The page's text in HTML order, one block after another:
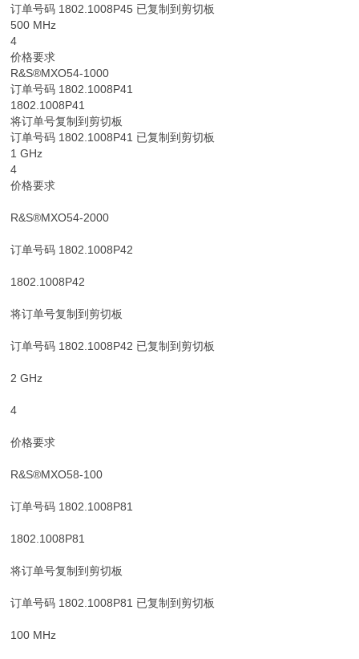
订单号码 1802.1008P45 已复制到剪切板
500 MHz
4
价格要求
R&S®MXO54-1000
订单号码 1802.1008P41
1802.1008P41
将订单号复制到剪切板
订单号码 1802.1008P41 已复制到剪切板
1 GHz
4
价格要求
R&S®MXO54-2000
订单号码 1802.1008P42
1802.1008P42
将订单号复制到剪切板
订单号码 1802.1008P42 已复制到剪切板
2 GHz
4
价格要求
R&S®MXO58-100
订单号码 1802.1008P81
1802.1008P81
将订单号复制到剪切板
订单号码 1802.1008P81 已复制到剪切板
100 MHz